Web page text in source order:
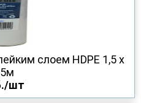
слоем HDPE 1,5 х
шт